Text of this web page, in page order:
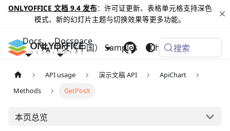
ONLYOFFICE 文档 9.4 发布：许可证更新、表格单元格支持深色
模式、新的幻灯片主题与切换效果等更多功能。
Docs Docspace
Samples Changelog
中文（中国） 搜索
API usage 演示文稿 API
ApiChart
Methods
GetPosX
本页总览